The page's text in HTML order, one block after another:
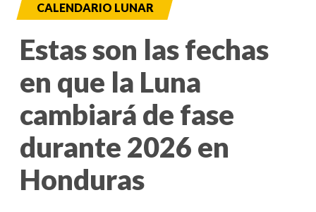
CALENDARIO LUNAR
Estas son las fechas
en que la Luna
cambiará de fase
durante 2026 en
Honduras